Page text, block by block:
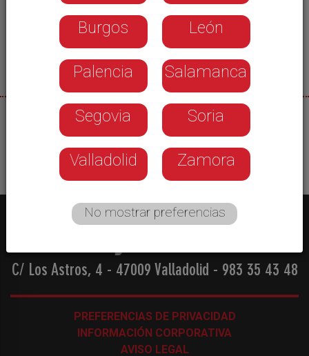
29/05/2026
C/ Los Astros, 4 - 47009 Valladolid - 983 35 43 48
PREFERENCIAS DE PRIVACIDAD
INFORMACIÓN CORPORATIVA
AVISO LEGAL
Burgos León
Palencia Salamanca
Segovia Soria
Valladolid Zamora
No mostrar preferencias